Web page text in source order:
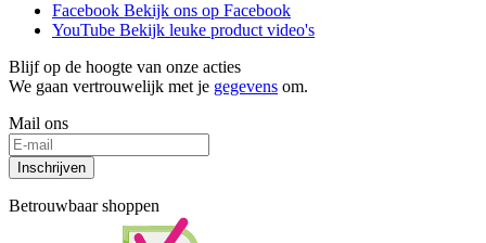
Facebook Bekijk ons op Facebook
YouTube Bekijk leuke product video's
Blijf op de hoogte van onze acties
We gaan vertrouwelijk met je gegevens om.
Mail ons
Inschrijven
Betrouwbaar shoppen